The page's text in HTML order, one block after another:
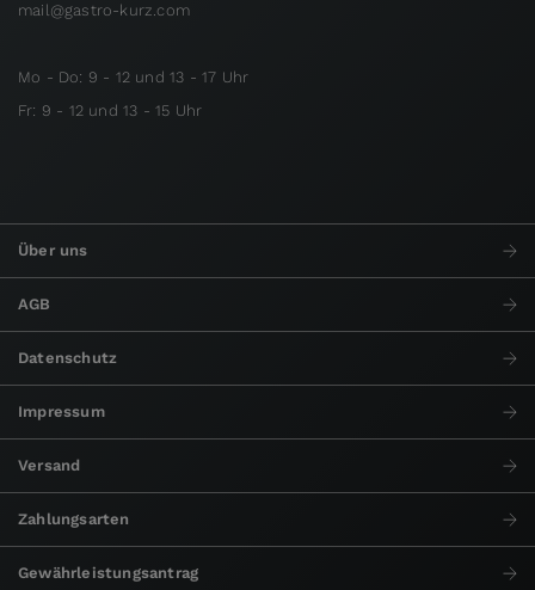
mail@gastro-kurz.com
Mo - Do: 9 - 12 und 13 - 17 Uhr
Fr: 9 - 12 und 13 - 15 Uhr
Über uns
AGB
Datenschutz
Impressum
Versand
Zahlungsarten
Gewährleistungsantrag